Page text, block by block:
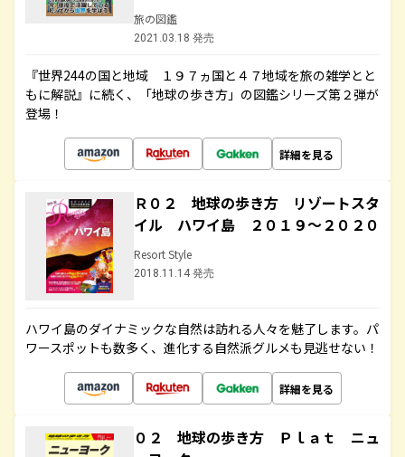
旅の図鑑
2021.03.18 発売
『世界244の国と地域 １９７ヵ国と４７地域を旅の雑学とと
もに解説』に続く、「地球の歩き方」の図鑑シリーズ第２弾が
登場！
詳細を見る
Ｒ０２ 地球の歩き方 リゾートスタ
イル ハワイ島 ２０１９～２０２０
Resort Style
2018.11.14 発売
ハワイ島のダイナミックな自然は訪れる人々を魅了します。パ
ワースポットも数多く、進化する自然派グルメも見逃せない！
詳細を見る
０２ 地球の歩き方 Ｐｌａｔ ニュ